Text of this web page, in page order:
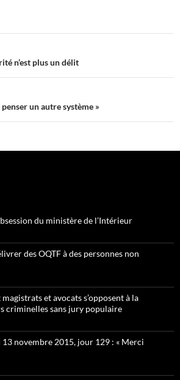
n’est plus un délit
un autre système »
du ministère de l’Intérieur
des OQTF à des personnes non
et avocats s’opposent à la
criminelles sans jury populaire
13 novembre 2015, jour 129 : « Merci